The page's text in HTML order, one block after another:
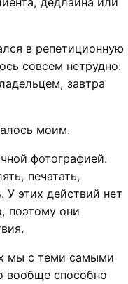
в репетиционную
совсем нетрудно:
завтра
моим.
фотографией.
печатать,
У этих действий нет
поэтому они
мы с теми самыми
вообще способно